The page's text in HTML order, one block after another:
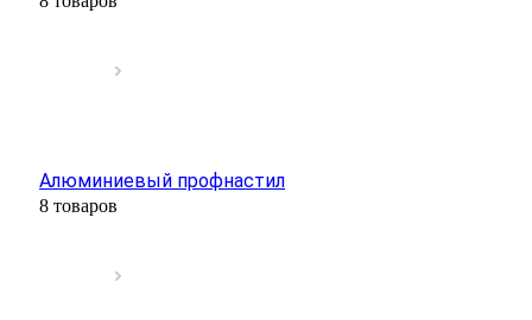
Алюминиевый профнастил
8 товаров